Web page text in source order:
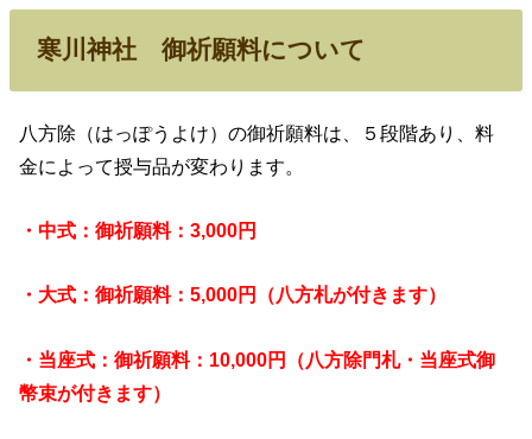
寒川神社 御祈願料について
八方除（はっぽうよけ）の御祈願料は、５段階あり、料
金によって授与品が変わります。
・中式：御祈願料：3,000円
・大式：御祈願料：5,000円（八方札が付きます）
・当座式：御祈願料：10,000円（八方除門札・当座式御
幣束が付きます）